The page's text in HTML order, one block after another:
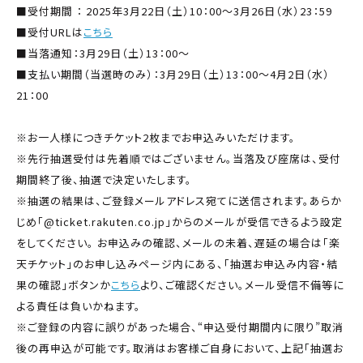
■受付期間 ： 2025年3月22日（土）10：00～3月26日（水）23：59
■受付URLはこちら
■当落通知：3月29日（土）13：00〜
■支払い期間（当選時のみ）：3月29日（土）13：00〜4月2日（水）
21：00
※お一人様につきチケット2枚までお申込みいただけます。
※先行抽選受付は先着順ではございません。当落及び座席は、受付
期間終了後、抽選で決定いたします。
※抽選の結果は、ご登録メールアドレス宛てに送信されます。あらか
じめ「@ticket.rakuten.co.jp」からのメールが受信できるよう設定
をしてください。 お申込みの確認、メールの未着、遅延の場合は「楽
天チケット」のお申し込みページ内にある、「抽選お申込み内容・結
果の確認」ボタンかこちらより、ご確認ください。メール受信不備等に
よる責任は負いかねます。
※ご登録の内容に誤りがあった場合、“申込受付期間内に限り”取消
後の再申込が可能です。取消はお客様ご自身において、上記「抽選お